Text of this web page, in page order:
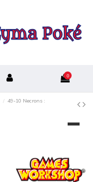
0
49-10 Necrons :